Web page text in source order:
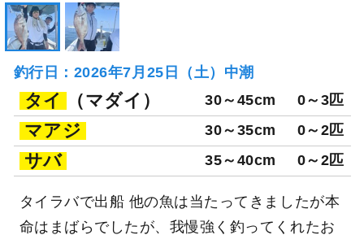
釣行日：2026年7月25日（土）中潮
タイ （マダイ） 30～45cm 0～3匹
マアジ 30～35cm 0～2匹
サバ 35～40cm 0～2匹
タイラバで出船 他の魚は当たってきましたが本
命はまばらでしたが、我慢強く釣ってくれたお